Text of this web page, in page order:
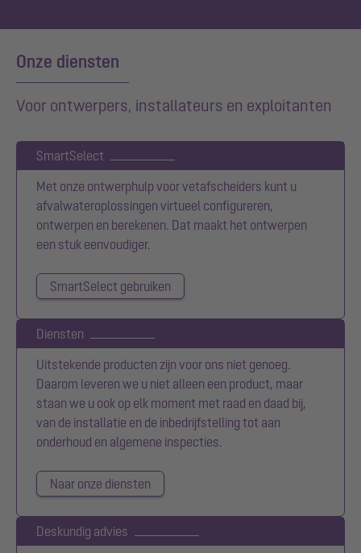
Onze diensten
Voor ontwerpers, installateurs en exploitanten
SmartSelect
Met onze ontwerphulp voor vetafscheiders kunt u
afvalwateroplossingen virtueel configureren,
ontwerpen en berekenen. Dat maakt het ontwerpen
een stuk eenvoudiger.
SmartSelect gebruiken
Diensten
Uitstekende producten zijn voor ons niet genoeg.
Daarom leveren we u niet alleen een product, maar
staan we u ook op elk moment met raad en daad bij,
van de installatie en de inbedrijfstelling tot aan
onderhoud en algemene inspecties.
Naar onze diensten
Deskundig advies